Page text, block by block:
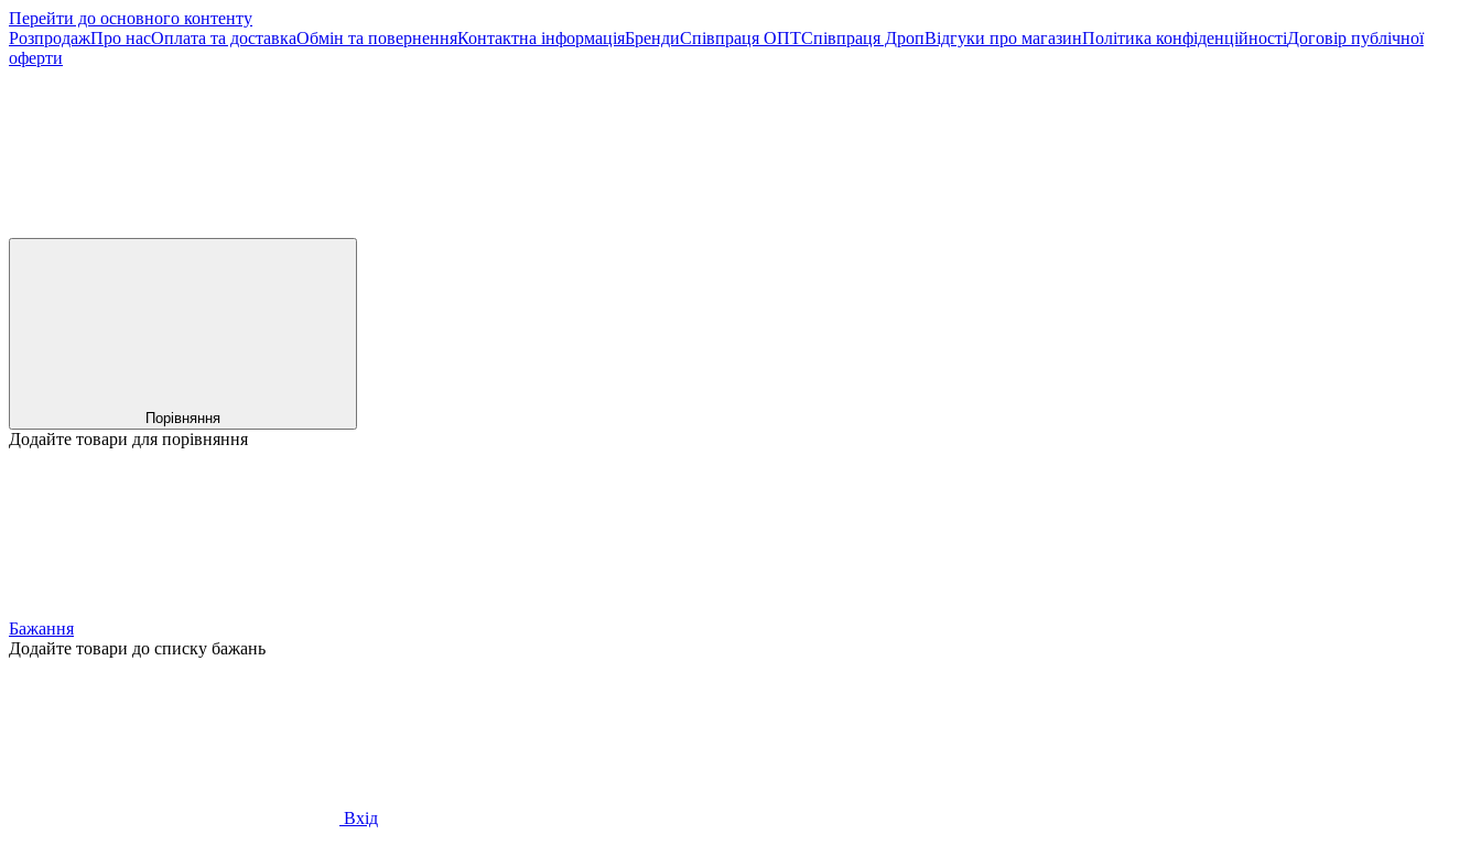
Перейти до основного контенту
РозпродажПро насОплата та доставкаОбмін та поверненняКонтактна інформаціяБрендиСпівпраця ОПТСпівпраця ДропВідгуки про магазинПолітика конфіденційностіДоговір публічної
оферти
Порівняння
Додайте товари для порівняння
Бажання
Додайте товари до списку бажань
Вхід